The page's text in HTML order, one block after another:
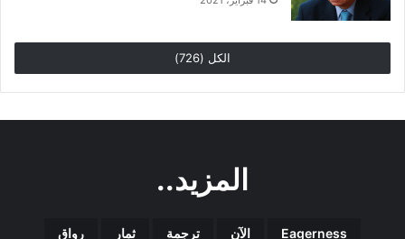
الكل (726)
المزيد..
Eagerness الآن ترجمة ثمار رواق